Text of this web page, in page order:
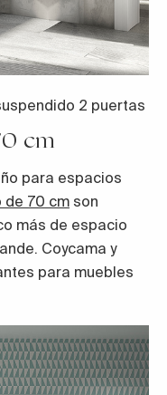
2 puertas
cm
para espacios
de 70 cm son
más de espacio
Coycama y
para muebles